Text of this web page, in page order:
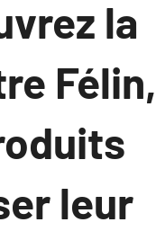
la
Félin,
leur